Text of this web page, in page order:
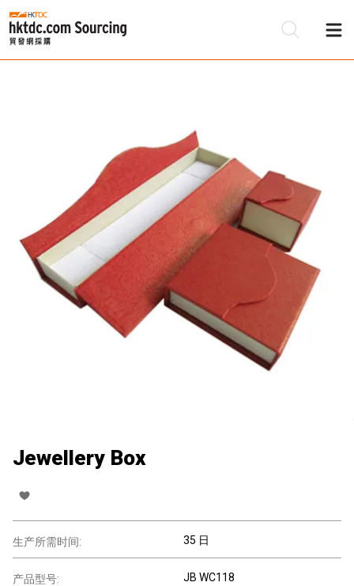
Jewellery Box
生产所需时间: 35 日
产品型号: JB WC118